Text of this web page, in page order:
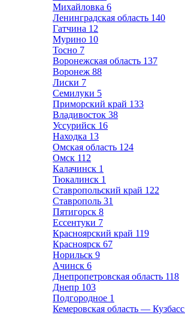
Михайловка 6
Ленинградская область 140
Гатчина 12
Мурино 10
Тосно 7
Воронежская область 137
Воронеж 88
Лиски 7
Семилуки 5
Приморский край 133
Владивосток 38
Уссурийск 16
Находка 13
Омская область 124
Омск 112
Калачинск 1
Тюкалинск 1
Ставропольский край 122
Ставрополь 31
Пятигорск 8
Ессентуки 7
Красноярский край 119
Красноярск 67
Норильск 9
Ачинск 6
Днепропетровская область 118
Днепр 103
Подгородное 1
Кемеровская область — Кузбасс